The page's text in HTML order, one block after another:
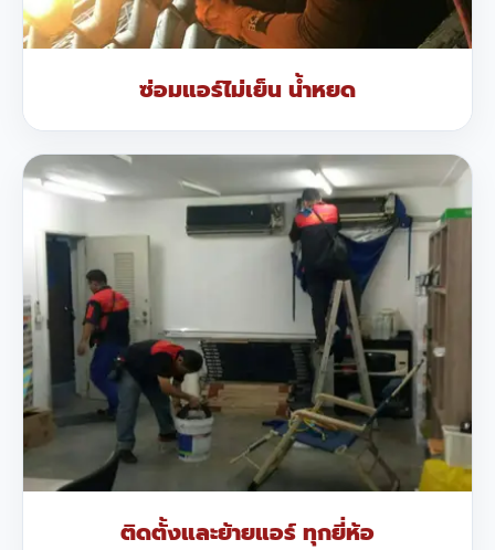
ซ่อมแอร์ไม่เย็น น้ำหยด
ติดตั้งและย้ายแอร์ ทุกยี่ห้อ